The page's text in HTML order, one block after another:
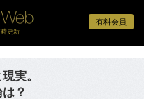
有料会員
更新
実。
？